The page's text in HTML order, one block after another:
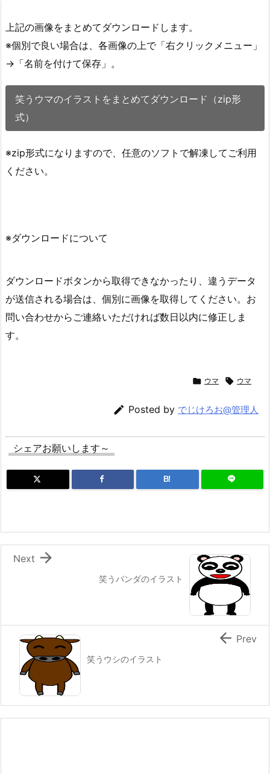
上記の画像をまとめてダウンロードします。
※個別で良い場合は、各画像の上で「右クリックメニュー」
→「名前を付けて保存」。
笑うウマのイラストをまとめてダウンロード（zip形
式）
※zip形式になりますので、任意のソフトで解凍してご利用
ください。
※ダウンロードについて
ダウンロードボタンから取得できなかったり、違うデータ
が送信される場合は、個別に画像を取得してください。お
問い合わせからご連絡いただければ数日以内に修正しま
す。
 ウマ  ウマ
 Posted by でじけろお@管理人
シェアお願いします～
B!
笑うパンダのイラスト

Next
笑うウシのイラスト
 Prev